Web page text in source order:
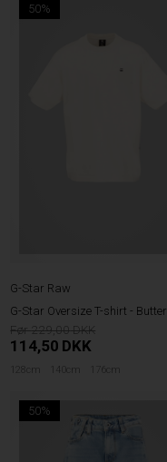
50%
G-Star Raw
G-Star Oversize T-shirt - Butter
229,00
114,50 DKK
128cm 140cm 176cm
50%